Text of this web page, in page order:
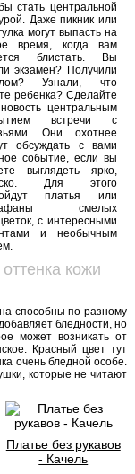
стать центральной
Даже пикник или
могут выпасть на
время, когда вам
блистать. Вы
экзамен? Получили
Узнали, что
ребенка? Сделайте
центральным
встречи с
Они охотнее
обсуждать с вами
событие, если вы
выглядеть ярко,
Для этого
платья или
смелых
с интересными
и необычным
кожи
способны по-разному
бледности, но
может возникать от
Красный цвет тут
очень бледной особе.
которые не читают
Платье без рукавов
- Качель